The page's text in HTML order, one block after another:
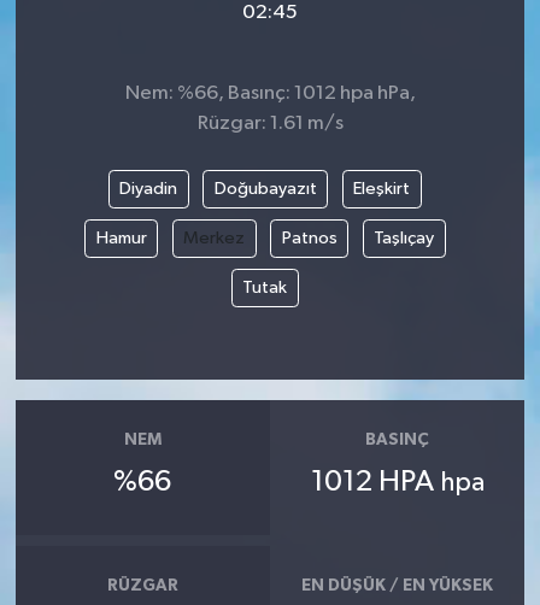
02:45
Nem: %66, Basınç: 1012 hpa hPa,
Rüzgar: 1.61 m/s
Diyadin Doğubayazıt Eleşkirt
Hamur Merkez Patnos Taşlıçay
Tutak
NEM
%66
BASINÇ
1012 HPA hpa
RÜZGAR EN DÜŞÜK / EN YÜKSEK